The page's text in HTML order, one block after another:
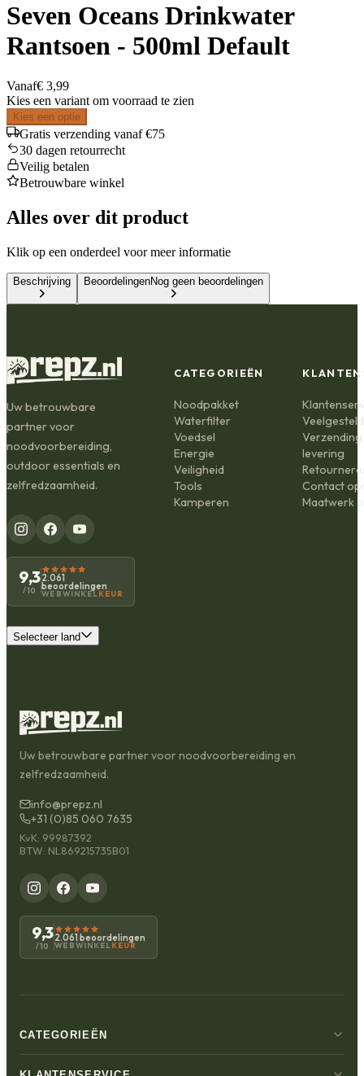
Seven Oceans Drinkwater
Rantsoen - 500ml Default
Vanaf€ 3,99
Kies een variant om voorraad te zien
Kies een optie
Gratis verzending vanaf €75
30 dagen retourrecht
Veilig betalen
Betrouwbare winkel
Alles over dit product
Klik op een onderdeel voor meer informatie
Beschrijving BeoordelingenNog geen beoordelingen
Uw betrouwbare
partner voor
noodvoorbereiding,
outdoor essentials en
zelfredzaamheid.
9,3
/10
2.061
beoordelingen
WEBWINKEL KEUR
Selecteer land
CATEGORIEËN
Noodpakket
Waterfilter
Voedsel
Energie
Veiligheid
Tools
Kamperen
Verzending
levering
Contact
Maatwerk
Uw betrouwbare partner voor noodvoorbereiding en
zelfredzaamheid.
info@prepz.nl
+31 (0)85 060 7635
KvK: 99987392
BTW: NL869215735B01
9,3
/10
2.061 beoordelingen
WEBWINKELKEUR
CATEGORIEËN